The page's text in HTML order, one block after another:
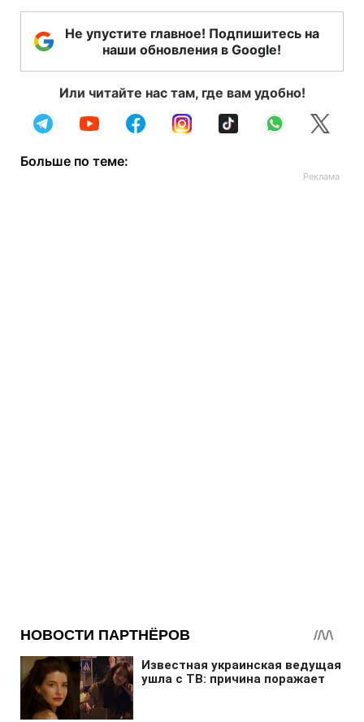
Не упустите главное! Подпишитесь на
наши обновления в Google!
Или читайте нас там, где вам удобно!
Больше по теме: